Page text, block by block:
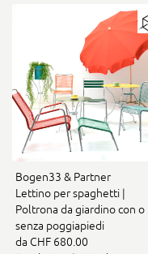
Bogen33 & Partner
Lettino per spaghetti |
Poltrona da giardino con o
senza poggiapiedi
da CHF 680.00